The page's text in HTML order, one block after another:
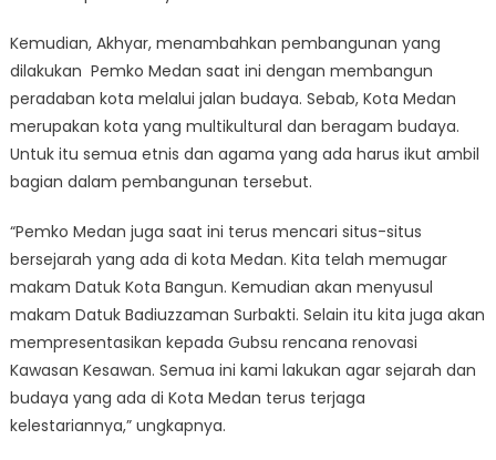
Kemudian, Akhyar, menambahkan pembangunan yang
dilakukan Pemko Medan saat ini dengan membangun
peradaban kota melalui jalan budaya. Sebab, Kota Medan
merupakan kota yang multikultural dan beragam budaya.
Untuk itu semua etnis dan agama yang ada harus ikut ambil
bagian dalam pembangunan tersebut.
“Pemko Medan juga saat ini terus mencari situs-situs
bersejarah yang ada di kota Medan. Kita telah memugar
makam Datuk Kota Bangun. Kemudian akan menyusul
makam Datuk Badiuzzaman Surbakti. Selain itu kita juga akan
mempresentasikan kepada Gubsu rencana renovasi
Kawasan Kesawan. Semua ini kami lakukan agar sejarah dan
budaya yang ada di Kota Medan terus terjaga
kelestariannya,” ungkapnya.